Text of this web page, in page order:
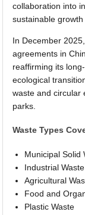
collaboration into
sustainable
In December
agreements in
reaffirming its
ecological
waste and circular
parks.
Waste Types
Municipal Solid
Industrial Waste
Agricultural
Food and
Plastic Waste